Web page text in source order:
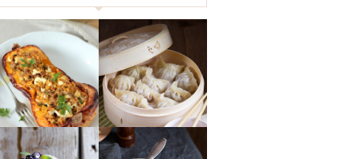
DYNIA PIŻMOWA
FASZEROWANA
MIĘSEM
MIELONYM,
KUSKUSEM I
FETĄ
CHIŃSKIE
PIEROŻKI DIM
SUM Z MIĘSEM